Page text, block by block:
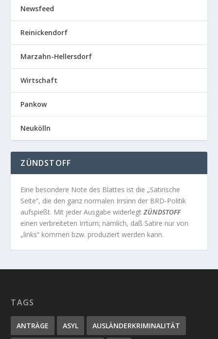
Newsfeed
Reinickendorf
Marzahn-Hellersdorf
Wirtschaft
Pankow
Neukölln
ZÜNDSTOFF
Eine besondere Note des Blattes ist die „Satirische
Seite“, die den ganz normalen Irrsinn der BRD-Politik
aufspießt. Mit jeder Ausgabe widerlegtZÜNDSTOFF
einen verbreiteten Irrtum; nämlich, daß Satire nur von
„links“ kommen bzw. produziert werden kann.
TAGS
ANTRÄGE ASYL AUSLÄNDERKRIMINALITÄT